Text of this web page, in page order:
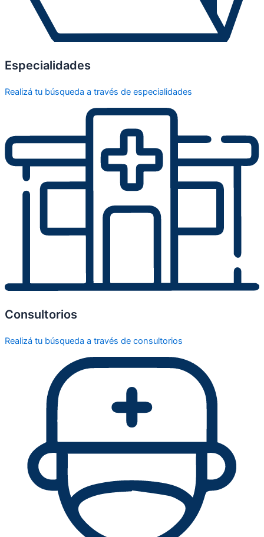
Especialidades
Realizá tu búsqueda a través de especialidades
Consultorios
Realizá tu búsqueda a través de consultorios